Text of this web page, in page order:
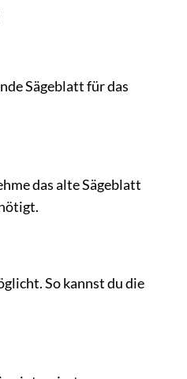
Sägeblatt für das
das alte Sägeblatt
So kannst du die